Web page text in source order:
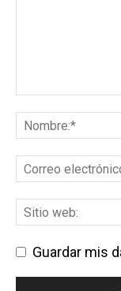
Guardar mis